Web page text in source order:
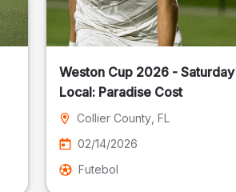
Weston Cup 2026 - Saturday
Local: Paradise Cost
Collier County , FL
02/14/2026
Futebol